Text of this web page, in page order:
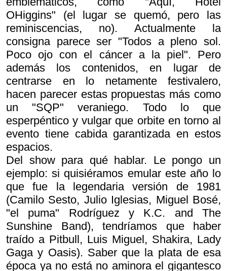
OHiggins" (el lugar se quemó, pero las
reminiscencias, no). Actualmente la
consigna parece ser "Todos a pleno sol.
Poco ojo con el cáncer a la piel". Pero
además los contenidos, en lugar de
centrarse en lo netamente festivalero,
hacen parecer estas propuestas más como
un "SQP" veraniego. Todo lo que
esperpéntico y vulgar que orbite en torno al
evento tiene cabida garantizada en estos
espacios.
Del show para qué hablar. Le pongo un
ejemplo: si quisiéramos emular este año lo
que fue la legendaria versión de 1981
(Camilo Sesto, Julio Iglesias, Miguel Bosé,
"el puma" Rodríguez y K.C. and The
Sunshine Band), tendríamos que haber
traído a Pitbull, Luis Miguel, Shakira, Lady
Gaga y Oasis). Saber que la plata de esa
época ya no está no aminora el gigantesco